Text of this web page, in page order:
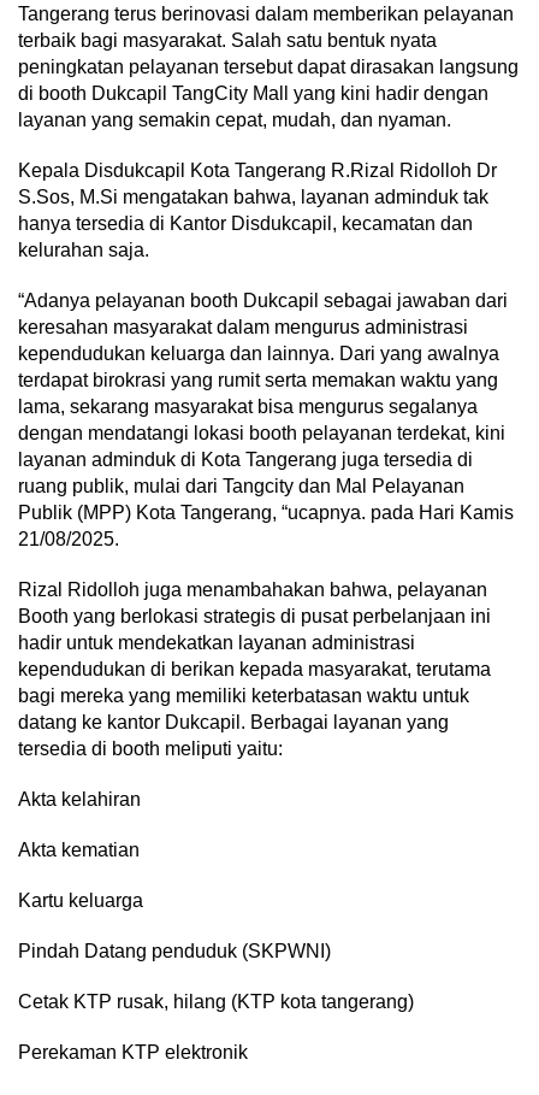
Tangerang terus berinovasi dalam memberikan pelayanan
terbaik bagi masyarakat. Salah satu bentuk nyata
peningkatan pelayanan tersebut dapat dirasakan langsung
di booth Dukcapil TangCity Mall yang kini hadir dengan
layanan yang semakin cepat, mudah, dan nyaman.
Kepala Disdukcapil Kota Tangerang R.Rizal Ridolloh Dr
S.Sos, M.Si mengatakan bahwa, layanan adminduk tak
hanya tersedia di Kantor Disdukcapil, kecamatan dan
kelurahan saja.
“Adanya pelayanan booth Dukcapil sebagai jawaban dari
keresahan masyarakat dalam mengurus administrasi
kependudukan keluarga dan lainnya. Dari yang awalnya
terdapat birokrasi yang rumit serta memakan waktu yang
lama, sekarang masyarakat bisa mengurus segalanya
dengan mendatangi lokasi booth pelayanan terdekat, kini
layanan adminduk di Kota Tangerang juga tersedia di
ruang publik, mulai dari Tangcity dan Mal Pelayanan
Publik (MPP) Kota Tangerang, “ucapnya. pada Hari Kamis
21/08/2025.
Rizal Ridolloh juga menambahakan bahwa, pelayanan
Booth yang berlokasi strategis di pusat perbelanjaan ini
hadir untuk mendekatkan layanan administrasi
kependudukan di berikan kepada masyarakat, terutama
bagi mereka yang memiliki keterbatasan waktu untuk
datang ke kantor Dukcapil. Berbagai layanan yang
tersedia di booth meliputi yaitu:
Akta kelahiran
Akta kematian
Kartu keluarga
Pindah Datang penduduk (SKPWNI)
Cetak KTP rusak, hilang (KTP kota tangerang)
Perekaman KTP elektronik